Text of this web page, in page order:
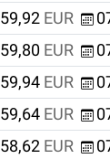
59,92 EUR
59,80 EUR
59,94 EUR
59,64 EUR
58,62 EUR